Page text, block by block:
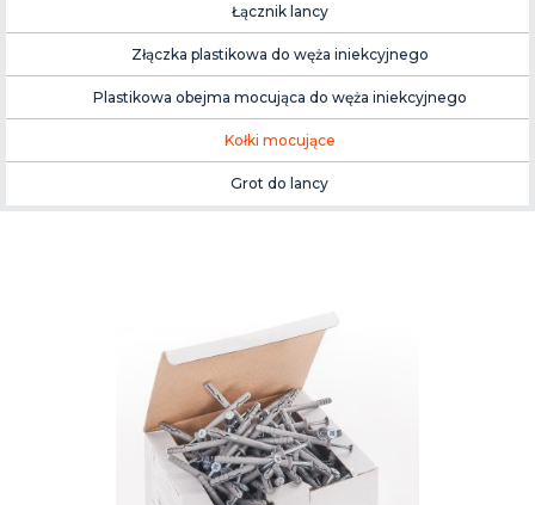
Łącznik lancy
Złączka plastikowa do węża iniekcyjnego
Plastikowa obejma mocująca do węża iniekcyjnego
Kołki mocujące
Grot do lancy